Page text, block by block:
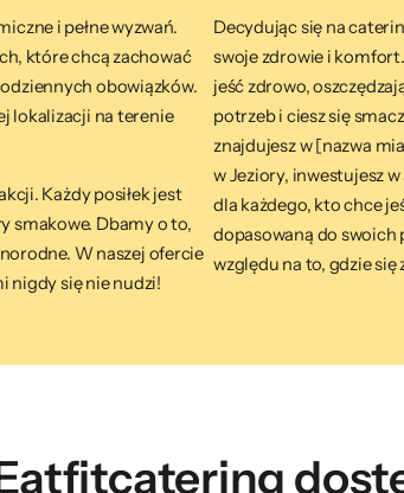
i pełne wyzwań.
które chcą zachować
obowiązków.
lokalizacji na terenie
Każdy posiłek jest
smakowe. Dbamy o to,
W naszej ofercie
nigdy się nie nudzi!
Decydując się na
swoje zdrowie i
jeść zdrowo,
potrzeb i ciesz się
znajdujesz w [nazwa
w Jeziory, inwestujesz
dla każdego, kto chce
dopasowaną do swoich
względu na to, gdzie